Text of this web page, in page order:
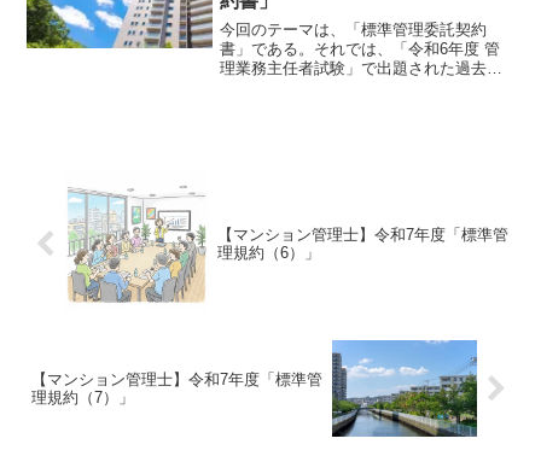
今回のテーマは、「標準管理委託契約
書」である。それでは、「令和6年度 管
理業務主任者試験」で出題された過去問
【マンション管理士】令和7年度「標準管
理規約（6）」
【マンション管理士】令和7年度「標準管
理規約（7）」